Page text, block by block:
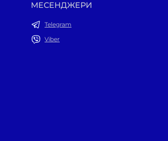
МЕСЕНДЖЕРИ
Telegram
Viber